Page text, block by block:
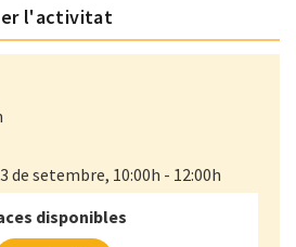
l'activitat
de setembre, 10:00h - 12:00h
disponibles